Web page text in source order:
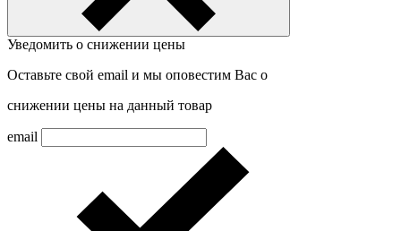
Уведомить о снижении цены
Оставьте свой email и мы оповестим Вас о
снижении цены на данный товар
email